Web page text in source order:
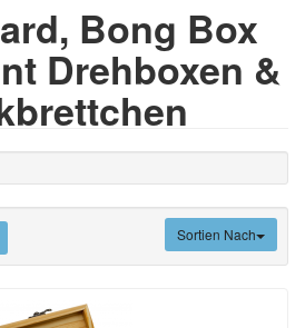
Bong Box
Drehboxen &
Sortien Nach